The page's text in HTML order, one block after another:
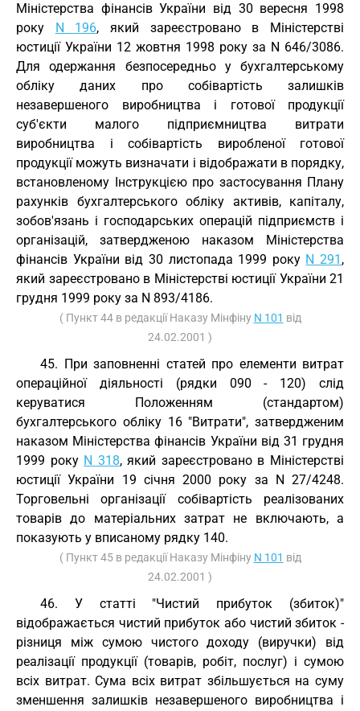
Міністерства фінансів України від 30 вересня 1998
року N 196, який зареєстровано в Міністерстві
юстиції України 12 жовтня 1998 року за N 646/3086.
Для одержання безпосередньо у бухгалтерському
обліку даних про собівартість залишків
незавершеного виробництва і готової продукції
суб'єкти малого підприємництва витрати
виробництва і собівартість виробленої готової
продукції можуть визначати і відображати в порядку,
встановленому Інструкцією про застосування Плану
рахунків бухгалтерського обліку активів, капіталу,
зобов'язань і господарських операцій підприємств і
організацій, затвердженою наказом Міністерства
фінансів України від 30 листопада 1999 року N 291 ,
який зареєстровано в Міністерстві юстиції України 21
грудня 1999 року за N 893/4186.
( Пункт 44 в редакції Наказу Мінфіну N 101 від
24.02.2001 )
45. При заповненні статей про елементи витрат
операційної діяльності (рядки 090 - 120) слід
керуватися Положенням (стандартом)
бухгалтерського обліку 16 "Витрати", затвердженим
наказом Міністерства фінансів України від 31 грудня
1999 року N 318, який зареєстровано в Міністерстві
юстиції України 19 січня 2000 року за N 27/4248.
Торговельні організації собівартість реалізованих
товарів до матеріальних затрат не включають, а
показують у вписаному рядку 140.
( Пункт 45 в редакції Наказу Мінфіну N 101 від
24.02.2001 )
46. У статті "Чистий прибуток (збиток)"
відображається чистий прибуток або чистий збиток -
різниця між сумою чистого доходу (виручки) від
реалізації продукції (товарів, робіт, послуг) і сумою
всіх витрат. Сума всіх витрат збільшується на суму
зменшення залишків незавершеного виробництва і